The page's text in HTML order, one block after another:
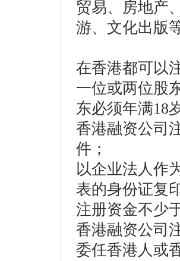
贸易、房地产
游、文化出版
在香港都可以
一位或两位股
东必须年满18
香港融资公司
件；
以企业法人作
表的身份证复
注册资金不少
香港融资公司
委任香港人或